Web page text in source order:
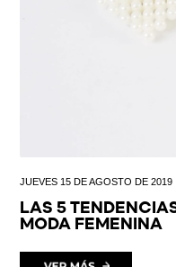
JUEVES 15 DE AGOSTO DE 2019
LAS 5
MODA FEMENINA